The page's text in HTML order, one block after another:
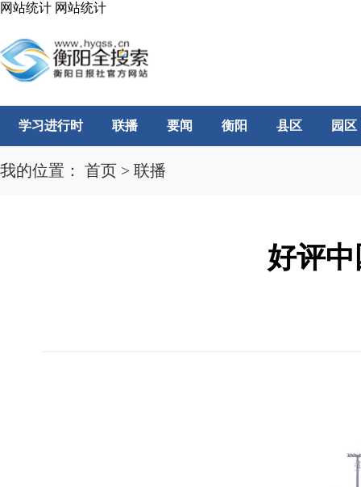
网站统计 网站统计
学习进行时 联播 要闻 衡阳 县区 园区
我的位置： 首页 > 联播
好评